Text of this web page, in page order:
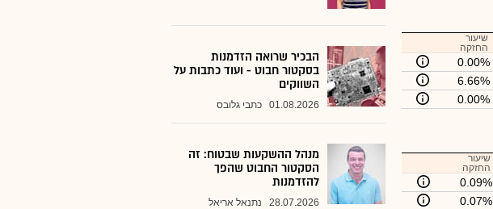
שיעור
החזקה
0.00%
6.66%
0.00%
שיעור
החזקה
0.09%
0.07%
הבכיר שרואה הזדמנות
בסקטור חבוט - ועוד כתבות על
השווקים
01.08.2026 כתבי גלובס
מנהל ההשקעות שבטוח: זה
הסקטור החבוט שהפך
להזדמנות
28.07.2026 נתנאל אריאל